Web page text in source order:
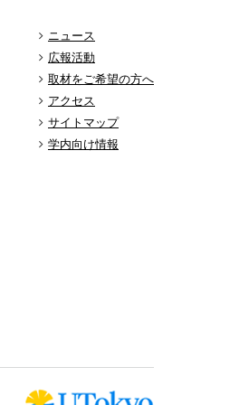
ニュース
広報活動
取材をご希望の方へ
アクセス
サイトマップ
学内向け情報